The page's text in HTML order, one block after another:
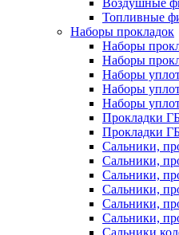
Воздушные
Топливные
Наборы прокладок
Наборы
Наборы
Наборы
Наборы
Наборы
Прокладки
Прокладки
Сальники,
Сальники,
Сальники,
Сальники,
Сальники,
Сальники,
Сальники